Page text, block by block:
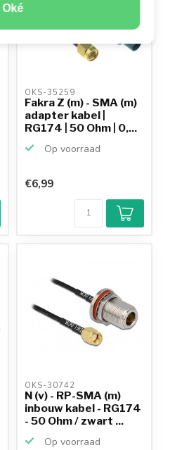
Oké
OKS-35259
Fakra Z (m) - SMA (m)
adapter kabel |
RG174 | 50 Ohm | 0,...
Op voorraad
€6,99
OKS-30742
N (v) - RP-SMA (m)
inbouw kabel - RG174
- 50 Ohm / zwart ...
Op voorraad